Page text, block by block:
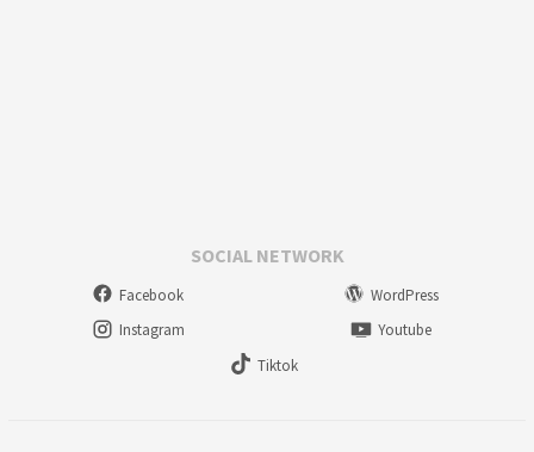
SOCIAL NETWORK
Facebook
WordPress
Instagram
Youtube
Tiktok